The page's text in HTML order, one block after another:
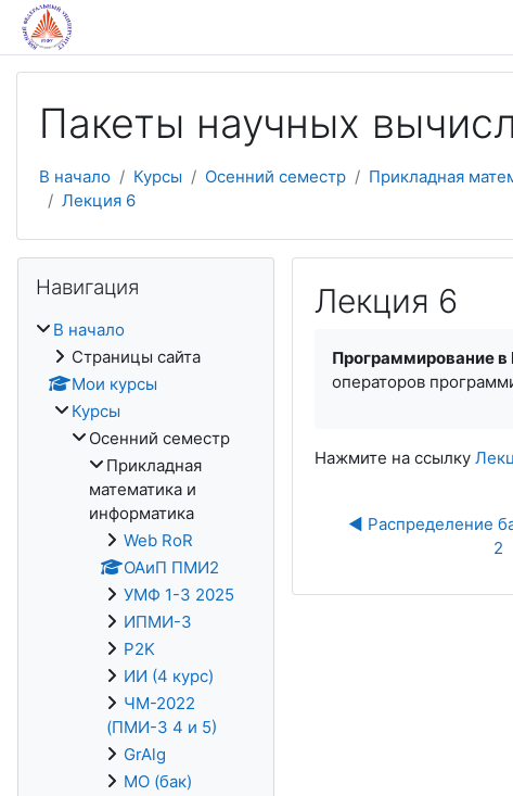
Перейти к основному содержанию
Пакеты научных
В начало Курсы Осенний семестр Прикладная
Лекция 6
Лекция 6
Программирование в
операторов
Нажмите на ссылку
◀︎ Распределение
2
Навигация
В начало
Страницы сайта
Мои курсы
Курсы
Осенний семестр
Прикладная
математика и
информатика
Web RoR
ОАиП ПМИ2
УМФ 1-3 2025
ИПМИ-3
P2K
ИИ (4 курс)
ЧМ-2022
(ПМИ-3 4 и 5)
GrAlg
МО (бак)